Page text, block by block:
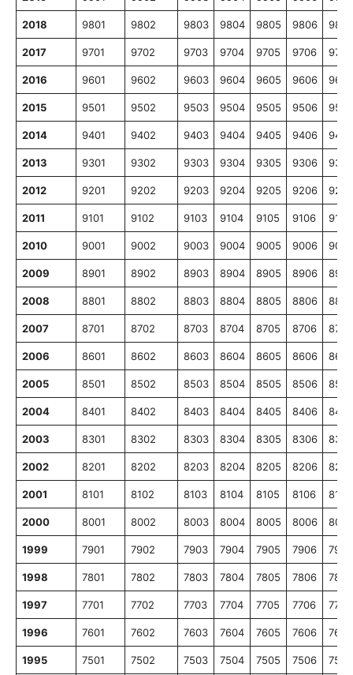
2018 9801 9802 9803 9804 9805 9806 9807
2017 9701 9702 9703 9704 9705 9706 9707
2016 9601 9602 9603 9604 9605 9606 9607
2015 9501 9502 9503 9504 9505 9506 9507
2014 9401 9402 9403 9404 9405 9406 9407
2013 9301 9302 9303 9304 9305 9306 9307
2012 9201 9202 9203 9204 9205 9206 9207
2011 9101 9102 9103 9104 9105 9106 9107
2010 9001 9002 9003 9004 9005 9006 9007
2009 8901 8902 8903 8904 8905 8906 8907
2008 8801 8802 8803 8804 8805 8806 8807
2007 8701 8702 8703 8704 8705 8706 8707
2006 8601 8602 8603 8604 8605 8606 8607
2005 8501 8502 8503 8504 8505 8506 8507
2004 8401 8402 8403 8404 8405 8406 8407
2003 8301 8302 8303 8304 8305 8306 8307
2002 8201 8202 8203 8204 8205 8206 8207
2001 8101 8102 8103 8104 8105 8106 8107
2000 8001 8002 8003 8004 8005 8006 8007
1999 7901 7902 7903 7904 7905 7906 7907
1998 7801 7802 7803 7804 7805 7806 7807
1997 7701 7702 7703 7704 7705 7706 7707
1996 7601 7602 7603 7604 7605 7606 7607
1995 7501 7502 7503 7504 7505 7506 7507